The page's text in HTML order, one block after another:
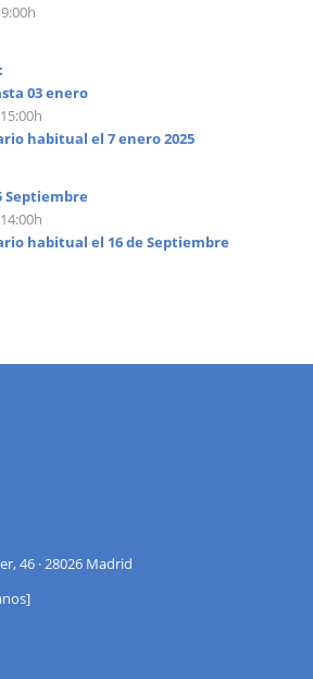
03 enero
habitual el 7 enero 2025
Septiembre
habitual el 16 de Septiembre
46 · 28026 Madrid